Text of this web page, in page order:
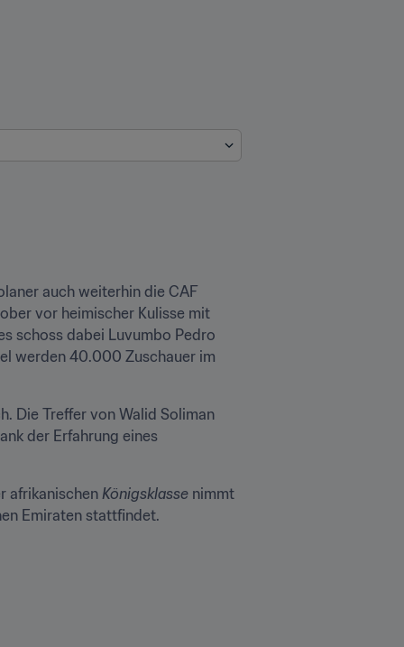
auch weiterhin die CAF
schoss dabei Luvumbo Pedro
werden 40.000 Zuschauer im
Die Treffer von Walid Soliman
der Erfahrung eines
afrikanischen Königsklasse nimmt
Emiraten stattfindet.